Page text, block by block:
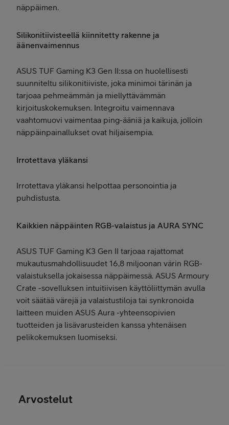
näppäimen.
Silikonitiivisteellä kiinnitetty rakenne ja
äänenvaimennus
ASUS TUF Gaming K3 Gen II:ssa on huolellisesti
suunniteltu silikonitiiviste, joka minimoi tärinän ja
tarjoaa pehmeämmän ja miellyttävämmän
kirjoituskokemuksen. Integroitu vaimennava
vaahtomuovi vaimentaa ping-ääniä ja kaikuja, jolloin
näppäinpainallukset ovat hiljaisempia.
Irrotettava yläkansi
Irrotettava yläkansi helpottaa personointia ja
puhdistusta.
Kaikkien näppäinten RGB-valaistus ja AURA SYNC
ASUS TUF Gaming K3 Gen II tarjoaa rajattomat
mukautusmahdollisuudet 16,8 miljoonan värin RGB-
valaistuksella jokaisessa näppäimessä. ASUS Armoury
Crate -sovelluksen intuitiivisen käyttöliittymän avulla
voit säätää värejä ja valaistustiloja tai synkronoida
laitteen muiden ASUS Aura -yhteensopivien
tuotteiden ja lisävarusteiden kanssa yhtenäisen
pelikokemuksen luomiseksi.
Arvostelut